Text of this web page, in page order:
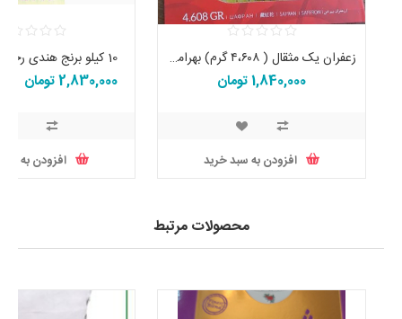
زعفران یک مثقال ( ۴،۶۰۸ گرم) بهرامن اصل تاریخ جدید
1,840,000 تومان
افزودن به سبد خرید
10 کیلو برنج هندی رجب اصل حراج
2,830,000 تومان
افزودن به
محصولات مرتبط